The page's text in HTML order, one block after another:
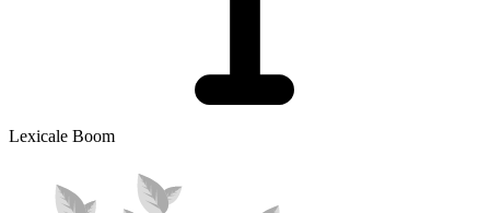
Lexicale Boom